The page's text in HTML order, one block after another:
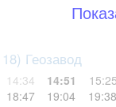
18) Геозавод
14:34 14:51 15:25
18:47
19:04 19:38